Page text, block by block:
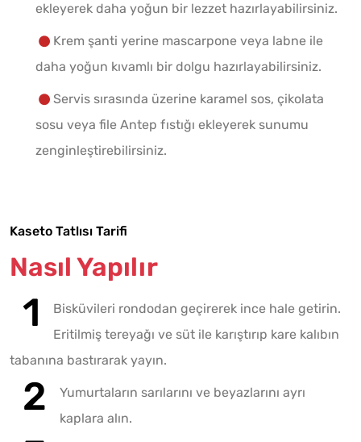
ekleyerek daha yoğun bir lezzet hazırlayabilirsiniz.
Krem şanti yerine mascarpone veya labne ile
daha yoğun kıvamlı bir dolgu hazırlayabilirsiniz.
Servis sırasında üzerine karamel sos, çikolata
sosu veya file Antep fıstığı ekleyerek sunumu
zenginleştirebilirsiniz.
Kaseto Tatlısı Tarifi
Nasıl Yapılır
Bisküvileri rondodan geçirerek ince hale getirin.
Eritilmiş tereyağı ve süt ile karıştırıp kare kalıbın
tabanına bastırarak yayın.
Yumurtaların sarılarını ve beyazlarını ayrı
kaplara alın.